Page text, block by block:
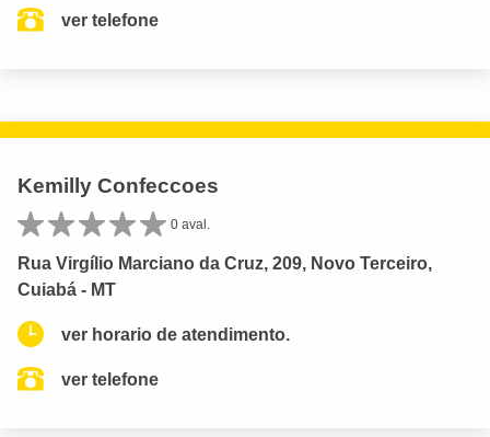
ver telefone
Kemilly Confeccoes
0 aval.
Rua Virgílio Marciano da Cruz, 209, Novo Terceiro,
Cuiabá - MT
ver horario de atendimento.
ver telefone